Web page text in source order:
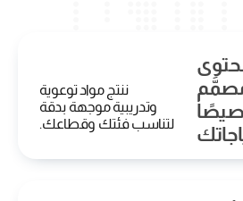
ننتج مواد توعوية
وتدريبية موجهة بدقة
لتناسب فئتك وقطاعك.